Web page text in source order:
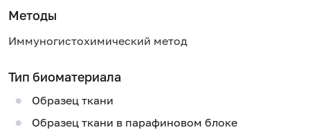
Методы
Иммуногистохимический метод
Тип биоматериала
Образец ткани
Образец ткани в парафиновом блоке